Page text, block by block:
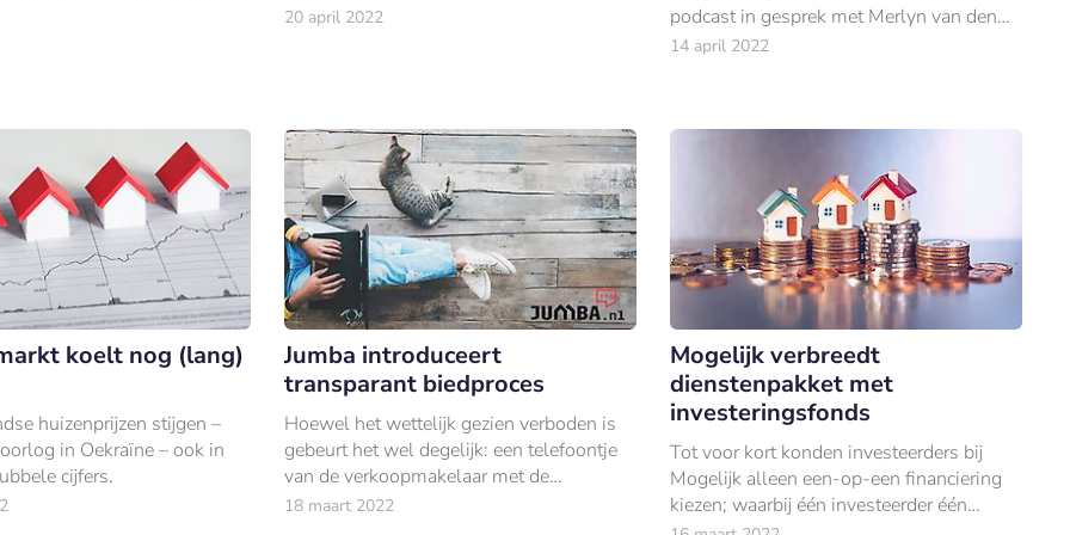
de wacht te slepen bij de
20 april 2022
podcast in gesprek met Merlyn van den
Berg en Reinier van der Heijden, beiden
14 april 2022
koelt nog (lang)
huizenprijzen stijgen –
in Oekraïne – ook in
cijfers.
Jumba introduceert
transparant biedproces
Hoewel het wettelijk gezien verboden is
gebeurt het wel degelijk: een telefoontje
van de verkoopmakelaar met de
boodschap dat het geplaatste bod op een
18 maart 2022
Mogelijk verbreedt
dienstenpakket met
investeringsfonds
Tot voor kort konden investeerders bij
Mogelijk alleen een-op-een financiering
kiezen; waarbij één investeerder één